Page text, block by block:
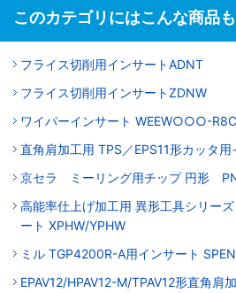
このカテゴリにはこんな商品
フライス切削用インサートADNT
フライス切削用インサートZDNW
ワイパーインサート WEEW○○○-R8C
直角肩加工用 TPS／EPS11形カッタ
京セラ ミーリング用チップ 円形
高能率仕上げ加工用 異形工具シリー
ート XPHW/YPHW
ミル TGP4200R-A用インサート SPEN
EPAV12/HPAV12-M/TPAV12形直角肩